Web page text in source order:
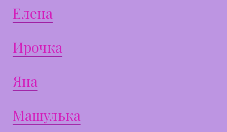
Елена
Ирочка
Яна
Машулька